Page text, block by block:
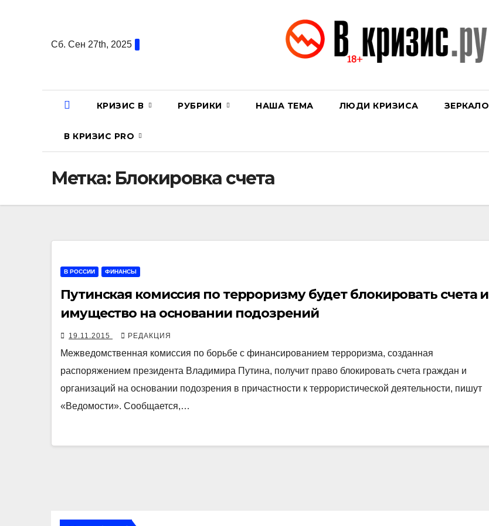
содержаниюСб. Сен 27th, 2025
КРИЗИС В РУБРИКИ НАША ТЕМА ЛЮДИ КРИЗИСА ЗЕРКАЛО
В КРИЗИС PRO
Метка: Блокировка счета
В РОССИИ ФИНАНСЫ
Путинская комиссия по терроризму будет блокировать счета и
имущество на основании подозрений
19.11.2015 РЕДАКЦИЯ
Межведомственная комиссия по борьбе с финансированием терроризма, созданная
распоряжением президента Владимира Путина, получит право блокировать счета граждан и
организаций на основании подозрения в причастности к террористической деятельности, пишут
«Ведомости». Сообщается,…